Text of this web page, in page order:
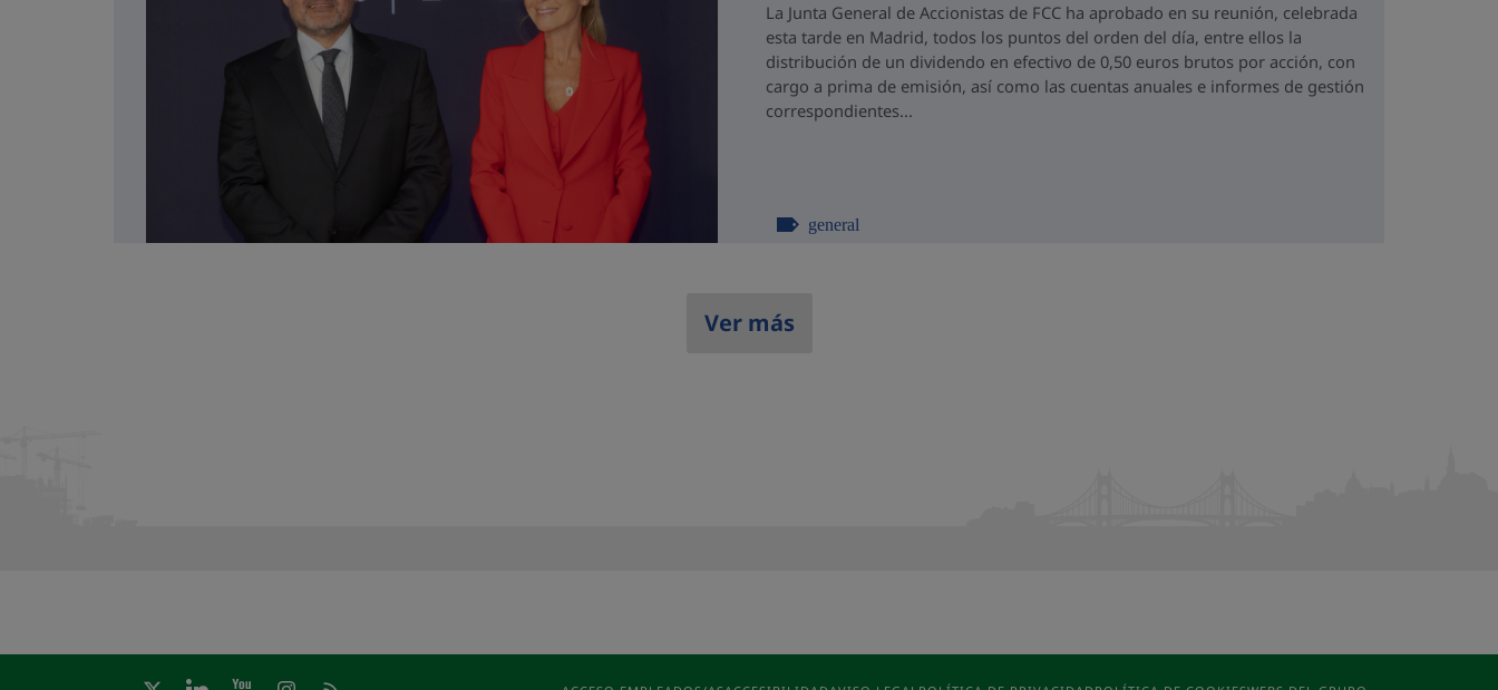
La Junta General de Accionistas de FCC ha aprobado en su reunión, celebrada
esta tarde en Madrid, todos los puntos del orden del día, entre ellos la
distribución de un dividendo en efectivo de 0,50 euros brutos por acción, con
cargo a prima de emisión, así como las cuentas anuales e informes de gestión
correspondientes...
general
Ver más